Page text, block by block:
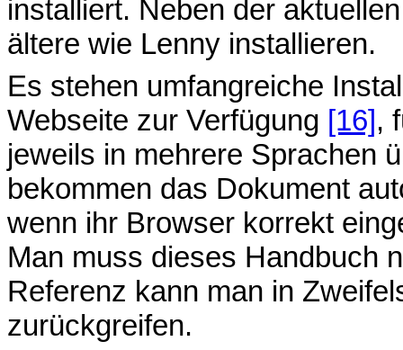
installiert. Neben der
ältere wie Lenny installieren.
Es stehen umfangreiche
Webseite zur Verfügung [16],
jeweils in mehrere Sprachen
bekommen das Dokument
wenn ihr Browser korrekt
Man muss dieses Handbuch
Referenz kann man in
zurückgreifen.